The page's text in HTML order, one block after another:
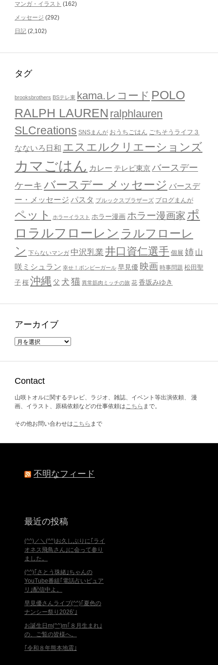
マンガ・イラスト (162)
メッセージ (292)
日記 (2,102)
タグ
brooksbrothers BSテレ東 kama.レコード POLO
RALPH LAUREN ralphlauren
SLCreations SNSまんが おうちごはん ごちそうライフ３
なないろ日和 エスエルクリエーションズ
カマごはん カレー テレビ東京バースデー
ケーキ バースデー メッセージ バースデ
ー・メッセージ パスタ ブルックスブラザーズ ブログまんが
ペット ホラーイラスト ホラー漫画 ホラー漫画家 ポ
ロラルフローレン ラルフローレ
ン 下らないマンガ 中沢乳業 井口資仁選手 個展 姉 山
咲ミシュラン 幸せ！ボンビーガール 早見優 映画 時事問題 松田聖
子 桜 沖縄 父 犬 猫 異常筋肉ミッチの旅 花 香坂みゆき
アーカイブ
ア
ブ
Contact
山咲トオルに関するテレビ、ラジオ、雑誌、イベント等出演依頼、 漫
画、イラスト、原稿依頼などの仕事依頼はこちら まで。
その他お問い合わせはこちら まで
不明なフィード
最近の投稿
(^^)／＼(^^)お久しぶりに｢ライ
オネス飛鳥さん｣に会って参り
ました。
(^^)｢さとう珠緒｣ちゃんの
YouTube番組｢電話占いピュア
リ｣配信中よ。
早見優さんライブ(^^)｢夏色の
ナンシー祭り2026’｣
お誕生日m(^^)m｢８月生まれ｣
の、ご覧の皆様へ。
｢令和８年熊本地震｣